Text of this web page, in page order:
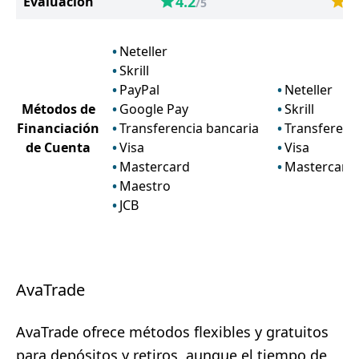
Métodos de
Financiación
de Cuenta
Neteller
Skrill
PayPal
Google Pay
Transferencia bancaria
Visa
Mastercard
Maestro
JCB
Neteller
Skrill
Visa
Mastercard
AvaTrade
AvaTrade ofrece métodos flexibles y gratuitos
para depósitos y retiros, aunque el tiempo de